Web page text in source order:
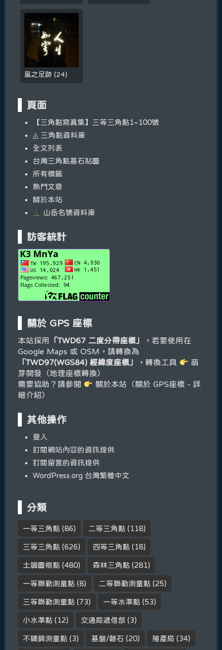
風之足跡(24)
頁面
【三角點寫真集】三等三角點1~100號
◬ 三角點資料庫
全文列表
台灣三角點基石貼圖
所有標籤
熱門文章
關於本站
山岳名號資料庫
訪客統計
關於 GPS 座標
本站採用 「TWD67 二度分帶座標」
，若要使用在
Google Maps 或 OSM，請轉換為
「TWD97(WGS84) 經緯度座標」
，轉換工具
萌
芽開發（地理座標轉換）
需要協助？請參閱
關於本站（關於 GPS座標 - 詳
細介紹）
其他操作
登入
訂閱網站內容的資訊提供
訂閱留言的資訊提供
WordPress.org 台灣繁體中文
分類
一等三角點 (86) 二等三角點 (118)
三等三角點 (626) 四等三角點 (18)
土調圖根點 (480) 森林三角點 (281)
一等聯勤測量點 (8) 二等聯勤測量點 (25)
三等聯勤測量點 (73) 一等水準點 (53)
小水準點 (12) 交通局遞信部 (3)
不鏽鋼測量點 (3) 基盤/磐石 (20) 殖產局 (34)